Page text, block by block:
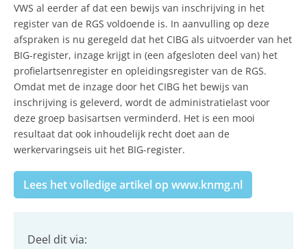
VWS al eerder af dat een bewijs van inschrijving in het
register van de RGS voldoende is. In aanvulling op deze
afspraken is nu geregeld dat het CIBG als uitvoerder van het
BIG-register, inzage krijgt in (een afgesloten deel van) het
profielartsenregister en opleidingsregister van de RGS.
Omdat met de inzage door het CIBG het bewijs van
inschrijving is geleverd, wordt de administratielast voor
deze groep basisartsen verminderd. Het is een mooi
resultaat dat ook inhoudelijk recht doet aan de
werkervaringseis uit het BIG-register.
Lees het volledige artikel op www.knmg.nl
Deel dit via: